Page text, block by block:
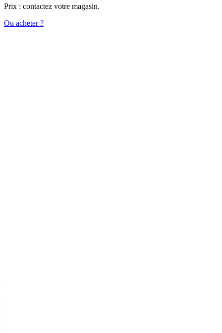
Prix : contactez votre magasin.
Ou acheter ?